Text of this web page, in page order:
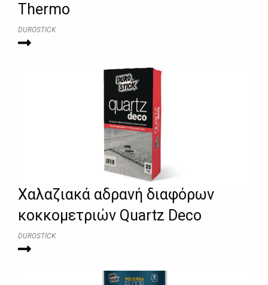
Thermo
DUROSTICK
Χαλαζιακά αδρανή διαφόρων
κοκκομετριών Quartz Deco
DUROSTICK